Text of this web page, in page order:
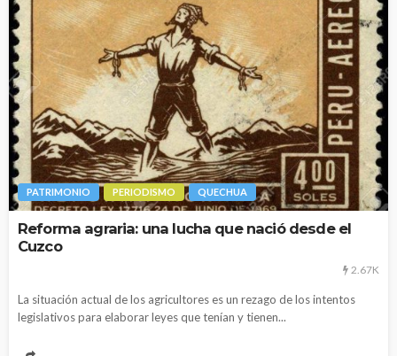
PATRIMONIO PERIODISMO QUECHUA
Reforma agraria: una lucha que nació desde el
Cuzco
2.67K
La situación actual de los agricultores es un rezago de los intentos
legislativos para elaborar leyes que tenían y tienen...